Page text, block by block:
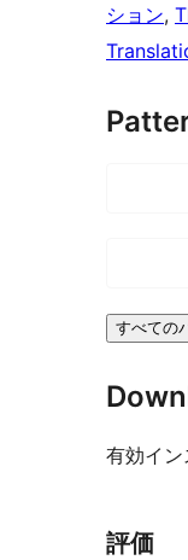
ション,
すべての
有効イ
評価